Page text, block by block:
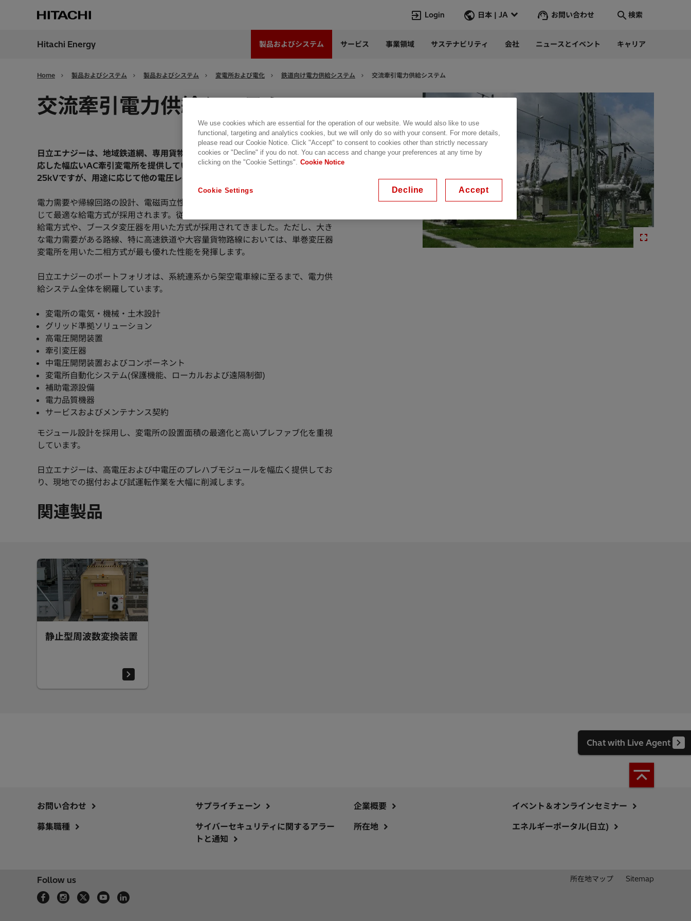
Login 日本 | JA
Japan Japanese
お問い合わせ 検索
HVDC
e-mesh
Rel-Care
PCM600
当社の沿革
経営トップ
事業内容
Hitachi Energy 製品およびシステム サービス 事業領域 サステナビリティ 会社 ニュースとイベント キャリア
Home 製品およびシステム 製品およびシステム 変電所および電化 鉄道向け電力供給システム 交流牽引電力供給システム
交流牽引電力供給システム
日立エナジーは、地域鉄道網、専用貨物路線、高速鉄道など、あらゆる用途に対
応した幅広いAC牽引変電所を提供しています。通常、牽引電圧は15kVまたは
25kVですが、用途に応じて他の電圧レベルにも対応可能です。
電力需要や帰線回路の設計、電磁両立性(EMC)に関する制約など、各種条件に応
じて最適な給電方式が採用されます。従来は、沿線に設けた帰線回路を伴う単相
給電方式や、ブースタ変圧器を用いた方式が採用されてきました。ただし、大き
な電力需要がある路線、特に高速鉄道や大容量貨物路線においては、単巻変圧器
変電所を用いた二相方式が最も優れた性能を発揮します。
日立エナジーのポートフォリオは、系統連系から架空電車線に至るまで、電力供
給システム全体を網羅しています。
変電所の電気・機械・土木設計
グリッド準拠ソリューション
高電圧開閉装置
牽引変圧器
中電圧開閉装置およびコンポーネント
変電所自動化システム(保護機能、ローカルおよび遠隔制御)
補助電源設備
電力品質機器
サービスおよびメンテナンス契約
モジュール設計を採用し、変電所の設置面積の最適化と高いプレファブ化を重視
しています。
日立エナジーは、高電圧および中電圧のプレハブモジュールを幅広く提供してお
り、現地での据付および試運転作業を大幅に削減します。
Chat with Live Agent
関連製品
静止型周波数変換装置
お問い合わせ
募集職種
サプライチェーン
サイバーセキュリティに関するアラー
トと通知
企業概要
所在地
イベント＆オンラインセミナー
エネルギーポータル(日立)
Follow us 所在地マップ Sitemap
We use cookies which are essential for the operation of our website. We would also like to use
functional, targeting and analytics cookies, but we will only do so with your consent. For more details,
please read our Cookie Notice. Click "Accept" to consent to cookies other than strictly necessary
cookies or "Decline" if you do not. You can access and change your preferences at any time by
clicking on the "Cookie Settings".
Cookie Notice
Cookie Settings Decline Accept